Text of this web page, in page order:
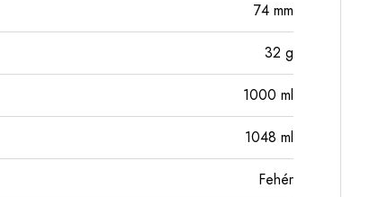
74 mm
32 g
1000 ml
1048 ml
Fehér